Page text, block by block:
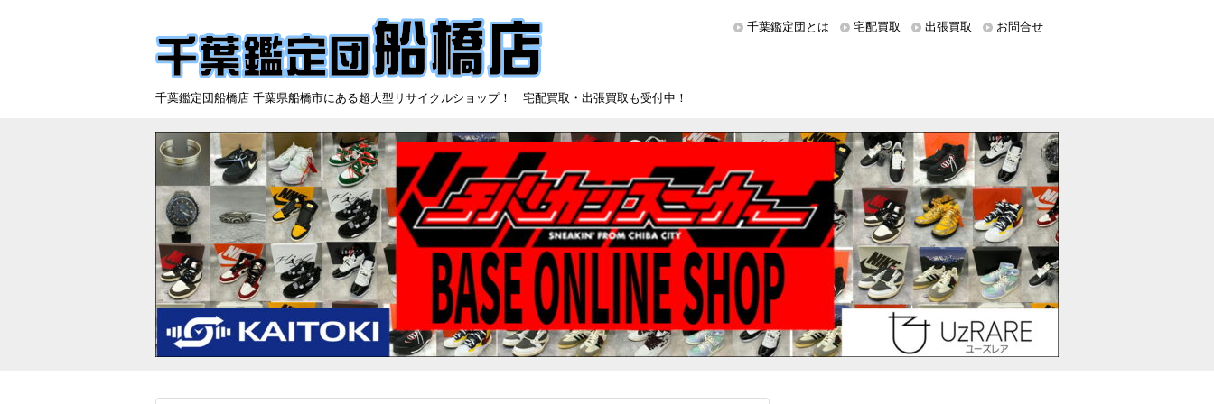
千葉鑑定団船橋店 千葉県船橋市にある超大型リサイクルショップ！ 宅配買取・出張買取も受付中！
千葉鑑定団とは 宅配買取 出張買取 お問合せ